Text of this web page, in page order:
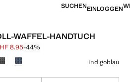
SUCHENEINLOGGEN
WAFFEL-HANDTUCH
durchgestrichen [CHF 15.95 ]
[CHF 8.95 ]
8.95-44%
Farbe
Indigoblau